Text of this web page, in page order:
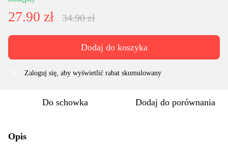
27.90 zł 34.90 zł
Dodaj do koszyka
Zaloguj się , aby wyświetlić rabat skumulowany
Do schowka Dodaj do porównania
Opis